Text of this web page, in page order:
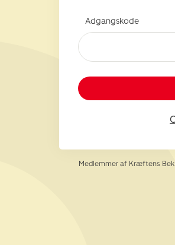
Adgangskode
Medlemmer af Kræftens